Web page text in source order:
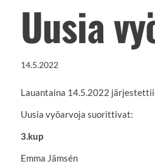
Uusia
14.5.2022
Lauantaina 14.5.2022
Uusia vyöarvoja suorittivat:
3.kup
Emma Jämsén